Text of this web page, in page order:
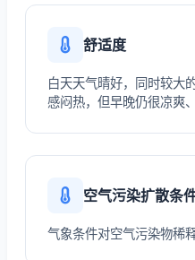
舒适度
白天天气晴好，同时较大
感闷热，但早晚仍很凉爽、
空气污染扩散条
气象条件对空气污染物稀